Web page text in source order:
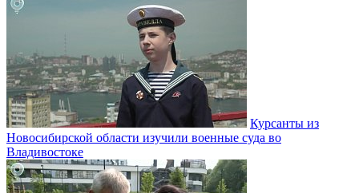
Курсанты из
Новосибирской области изучили военные суда во
Владивостоке